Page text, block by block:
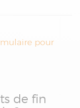
pour
de fin